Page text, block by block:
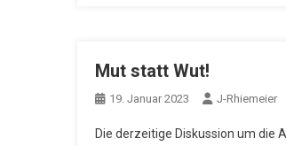
Mut statt Wut!
19. Januar 2023 J-Rhiemeier
Die derzeitige Diskussion um die